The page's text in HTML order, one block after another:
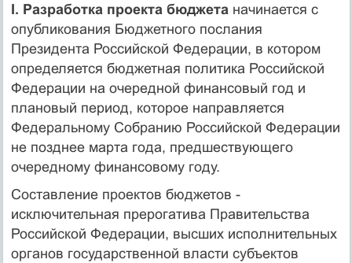
I. Разработка проекта бюджета начинается с
опубликования Бюджетного послания
Президента Российской Федерации, в котором
определяется бюджетная политика Российской
Федерации на очередной финансовый год и
плановый период, которое направляется
Федеральному Собранию Российской Федерации
не позднее марта года, предшествующего
очередному финансовому году.
Составление проектов бюджетов -
исключительная прерогатива Правительства
Российской Федерации, высших исполнительных
органов государственной власти субъектов